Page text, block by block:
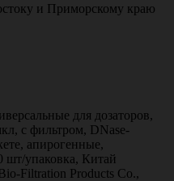
и Приморскому краю
для дозаторов,
с фильтром, DNase-
апирогенные,
шт/упаковка, Китай
Filtration Products Co.,